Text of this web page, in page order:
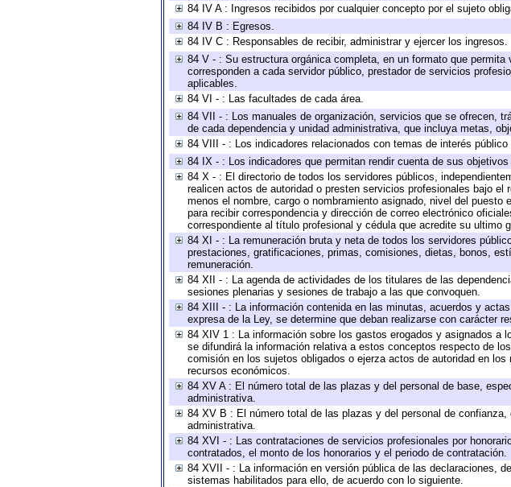
84 IV A : Ingresos recibidos por cualquier concepto por el sujeto
84 IV B : Egresos.
84 IV C : Responsables de recibir, administrar y ejercer los ingresos.
84 V - : Su estructura orgánica completa, en un formato que
corresponden a cada servidor público, prestador de servicios
aplicables.
84 VI - : Las facultades de cada área.
84 VII - : Los manuales de organización, servicios que se ofrecen,
de cada dependencia y unidad administrativa, que incluya metas,
84 VIII - : Los indicadores relacionados con temas de interés
84 IX - : Los indicadores que permitan rendir cuenta de sus
84 X - : El directorio de todos los servidores públicos,
realicen actos de autoridad o presten servicios profesionales bajo
menos el nombre, cargo o nombramiento asignado, nivel del
para recibir correspondencia y dirección de correo electrónico
correspondiente al título profesional y cédula que acredite su ultimo
84 XI - : La remuneración bruta y neta de todos los servidores
prestaciones, gratificaciones, primas, comisiones, dietas, bonos,
remuneración.
84 XII - : La agenda de actividades de los titulares de las
sesiones plenarias y sesiones de trabajo a las que convoquen.
84 XIII - : La información contenida en las minutas, acuerdos y
expresa de la Ley, se determine que deban realizarse con carácter
84 XIV 1 : La información sobre los gastos erogados y asignados
se difundirá la información relativa a estos conceptos respecto de
comisión en los sujetos obligados o ejerza actos de autoridad en
recursos económicos.
84 XV A : El número total de las plazas y del personal de base,
administrativa.
84 XV B : El número total de las plazas y del personal de
administrativa.
84 XVI - : Las contrataciones de servicios profesionales por
contratados, el monto de los honorarios y el periodo de contratación.
84 XVII - : La información en versión pública de las declaraciones,
sistemas habilitados para ello, de acuerdo con lo siguiente.